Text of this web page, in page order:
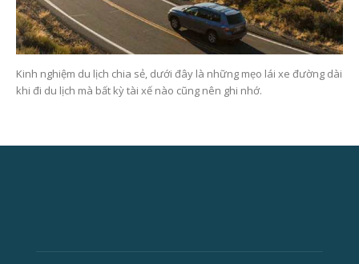
Kinh nghiệm du lịch chia sẻ, dưới đây là những mẹo lái xe đường dài
khi đi du lịch mà bất kỳ tài xế nào cũng nên ghi nhớ.